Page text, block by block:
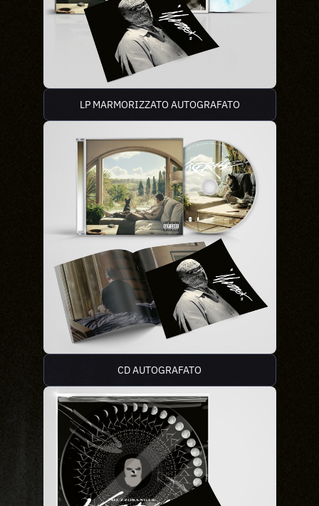
LP MARMORIZZATO AUTOGRAFATO
CD AUTOGRAFATO